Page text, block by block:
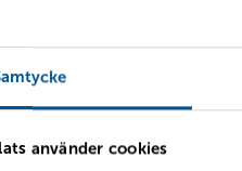
använder cookies
samlar finansiering,
enklare –